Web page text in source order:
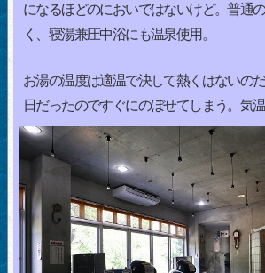
になるほどのにおいではないけど。普通
く、寝湯兼圧中浴にも温泉使用。
お湯の温度は適温で決して熱くはないの
日だったのですぐにのぼせてしまう。気